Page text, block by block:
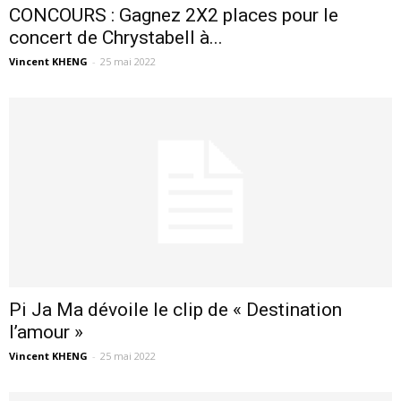
CONCOURS : Gagnez 2X2 places pour le
concert de Chrystabell à...
Vincent KHENG - 25 mai 2022
Pi Ja Ma dévoile le clip de « Destination
l’amour »
Vincent KHENG - 25 mai 2022